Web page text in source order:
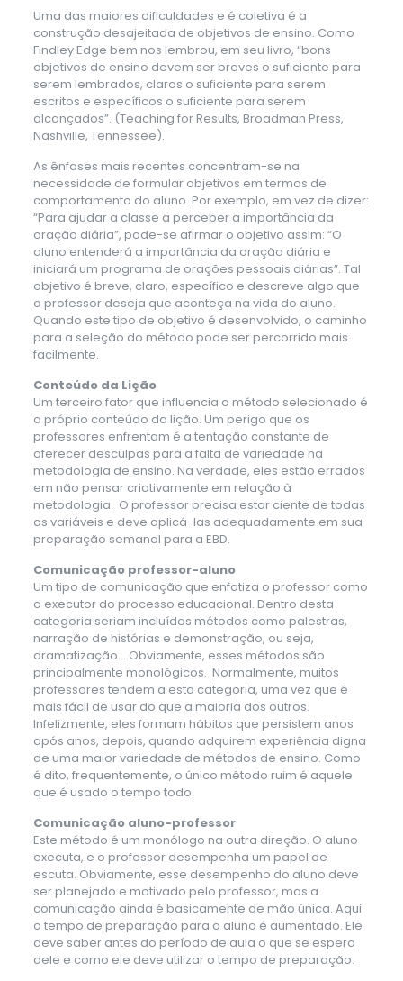
Uma das maiores dificuldades e é coletiva é a
construção desajeitada de objetivos de ensino. Como
Findley Edge bem nos lembrou, em seu livro, “bons
objetivos de ensino devem ser breves o suficiente para
serem lembrados, claros o suficiente para serem
escritos e específicos o suficiente para serem
alcançados”. (Teaching for Results, Broadman Press,
Nashville, Tennessee).
As ênfases mais recentes concentram-se na
necessidade de formular objetivos em termos de
comportamento do aluno. Por exemplo, em vez de dizer:
“Para ajudar a classe a perceber a importância da
oração diária”, pode-se afirmar o objetivo assim: “O
aluno entenderá a importância da oração diária e
iniciará um programa de orações pessoais diárias”. Tal
objetivo é breve, claro, específico e descreve algo que
o professor deseja que aconteça na vida do aluno.
Quando este tipo de objetivo é desenvolvido, o caminho
para a seleção do método pode ser percorrido mais
facilmente.
Conteúdo da Lição
Um terceiro fator que influencia o método selecionado é
o próprio conteúdo da lição. Um perigo que os
professores enfrentam é a tentação constante de
oferecer desculpas para a falta de variedade na
metodologia de ensino. Na verdade, eles estão errados
em não pensar criativamente em relação à
metodologia. O professor precisa estar ciente de todas
as variáveis ​​e deve aplicá-las adequadamente em sua
preparação semanal para a EBD.
Comunicação professor-aluno
Um tipo de comunicação que enfatiza o professor como
o executor do processo educacional. Dentro desta
categoria seriam incluídos métodos como palestras,
narração de histórias e demonstração, ou seja,
dramatização… Obviamente, esses métodos são
principalmente monológicos. Normalmente, muitos
professores tendem a esta categoria, uma vez que é
mais fácil de usar do que a maioria dos outros.
Infelizmente, eles formam hábitos que persistem anos
após anos, depois, quando adquirem experiência digna
de uma maior variedade de métodos de ensino. Como
é dito, frequentemente, o único método ruim é aquele
que é usado o tempo todo.
Comunicação aluno-professor
Este método é um monólogo na outra direção. O aluno
executa, e o professor desempenha um papel de
escuta. Obviamente, esse desempenho do aluno deve
ser planejado e motivado pelo professor, mas a
comunicação ainda é basicamente de mão única. Aqui
o tempo de preparação para o aluno é aumentado. Ele
deve saber antes do período de aula o que se espera
dele e como ele deve utilizar o tempo de preparação.